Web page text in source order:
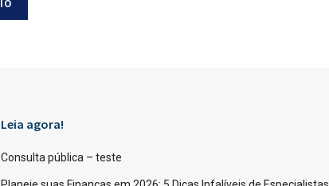
Leia agora!
Consulta pública – teste